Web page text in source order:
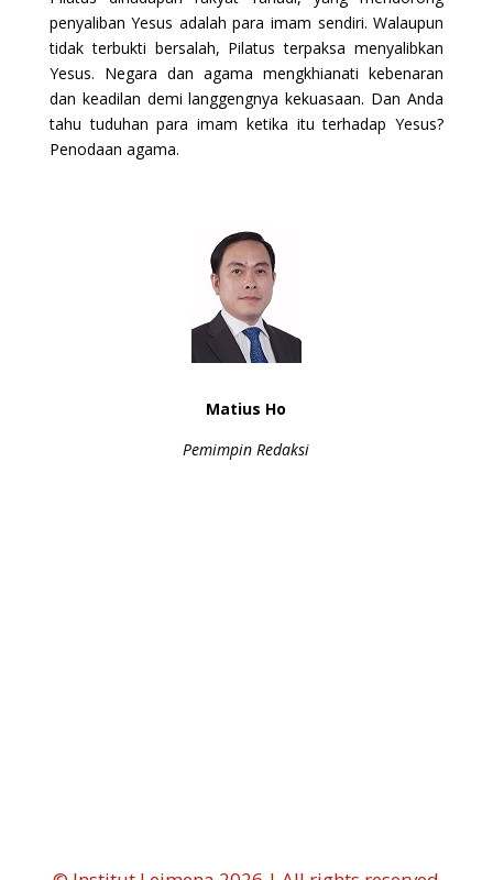
penyaliban Yesus adalah para imam sendiri. Walaupun
tidak terbukti bersalah, Pilatus terpaksa menyalibkan
Yesus. Negara dan agama mengkhianati kebenaran
dan keadilan demi langgengnya kekuasaan. Dan Anda
tahu tuduhan para imam ketika itu terhadap Yesus?
Penodaan agama.
Matius Ho
Pemimpin Redaksi